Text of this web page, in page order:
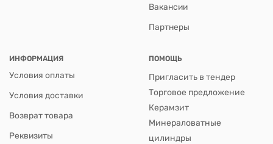
Вакансии
Партнеры
ИНФОРМАЦИЯ
Условия оплаты
Условия доставки
Возврат товара
Реквизиты
ПОМОЩЬ
Пригласить в тендер
Торговое предложение
Керамзит
Минераловатные
цилиндры